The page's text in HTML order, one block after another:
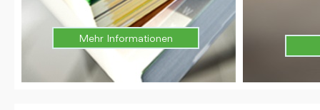
Mehr Informationen